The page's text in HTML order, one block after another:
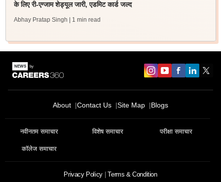
के लिए री-एग्जाम शेड्यूल जारी, एडमिट कार्ड जल्द
Abhay Pratap Singh | 1 min read
About Contact Us Site Map Blogs
नवीनतम समाचार विशेष समाचार परीक्षा समाचार
कॉलेज समाचार
Privacy Policy Terms & Condition